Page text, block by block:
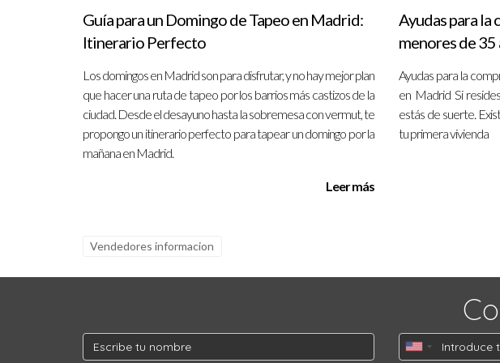
Guía para un Domingo de Tapeo en Madrid:
Itinerario Perfecto
Los domingos en Madrid son para disfrutar, y no hay mejor plan
que hacer una ruta de tapeo por los barrios más castizos de la
ciudad. Desde el desayuno hasta la sobremesa con vermut, te
propongo un itinerario perfecto para tapear un domingo por la
mañana en Madrid.
Leer más
Ayudas para la
menores de
Ayudas para la
en Madrid Si
estás de suerte.
tu primera vivienda
Vendedores informacion